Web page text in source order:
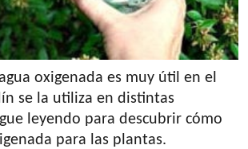
oxigenada es muy útil en el
se la utiliza en distintas
leyendo para descubrir cómo
para las plantas.